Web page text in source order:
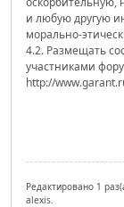
и любую другую
морально-
4.2. Размещать
участниками
http://
Редактировано 1
alexis.